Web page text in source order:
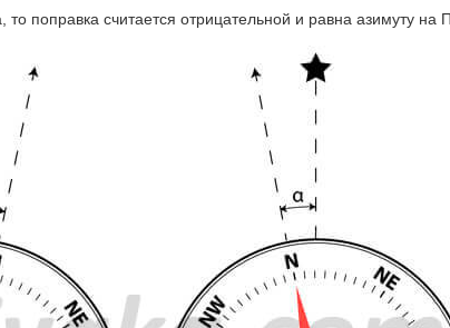
поправка считается отрицательной и равна азимуту на